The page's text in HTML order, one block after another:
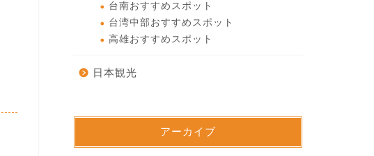
台南おすすめスポット
台湾中部おすすめスポット
高雄おすすめスポット
日本観光
アーカイブ